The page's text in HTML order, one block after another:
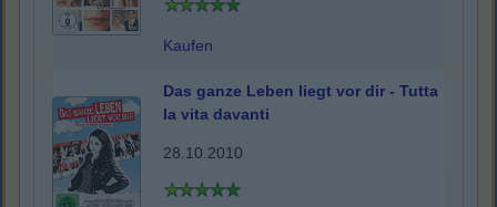
Kaufen
Das ganze Leben liegt vor dir - Tutta
la vita davanti
28.10.2010